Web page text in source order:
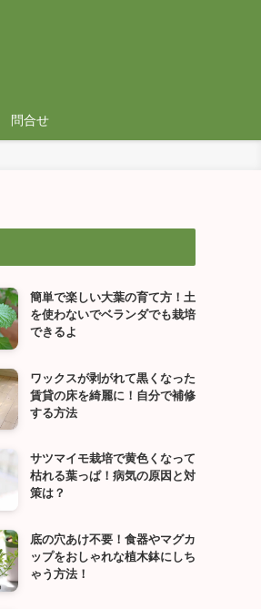
問合せ
簡単で楽しい大葉の育て方！土
を使わないでベランダでも栽培
できるよ
ワックスが剥がれて黒くなった
賃貸の床を綺麗に！自分で補修
する方法
サツマイモ栽培で黄色くなって
枯れる葉っぱ！病気の原因と対
策は？
底の穴あけ不要！食器やマグカ
ップをおしゃれな植木鉢にしち
ゃう方法！